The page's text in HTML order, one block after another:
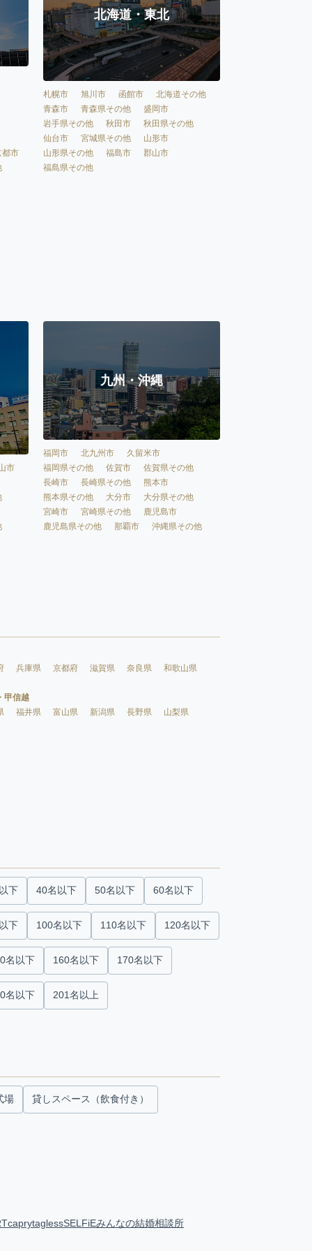
都市
北海道・東北
札幌市 旭川市 函館市
北海道その他
青森市
青森県その他
盛岡市
岩手県その他
秋田市
秋田県その他
仙台市
宮城県その他
山形市
山形県その他
福島市
郡山市
福島県その他
市
九州・沖縄
福岡市 北九州市
久留米市
福岡県その他
佐賀市
佐賀県その他
長崎市
長崎県その他
熊本市
熊本県その他
大分市
大分県その他
宮崎市
宮崎県その他
鹿児島市
鹿児島県その他
那覇市 沖縄県その他
兵庫県 京都府 滋賀県 奈良県 和歌山県
甲信越
福井県 富山県 新潟県 長野県 山梨県
下 40名以下 50名以下 60名以下
下 100名以下 110名以下 120名以下
名以下 160名以下 170名以下
名以下 201名以上
場 貸しスペース（飲食付き）
caprytaglessSELFiEみんなの結婚相談所